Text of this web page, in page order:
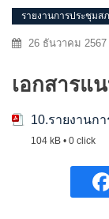
รายงานการประชุมส
26 ธันวาคม 2567
เอกสารแ
10.รายงานก
104 kB • 0 click